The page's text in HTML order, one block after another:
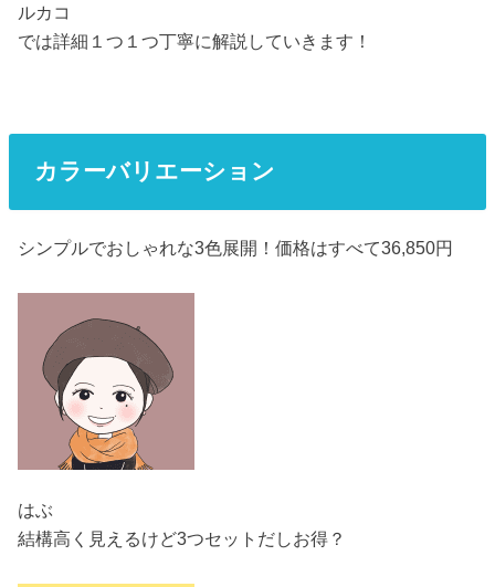
ルカコ
では詳細１つ１つ丁寧に解説していきます！
カラーバリエーション
シンプルでおしゃれな3色展開！価格はすべて36,850円
はぶ
結構高く見えるけど3つセットだしお得？